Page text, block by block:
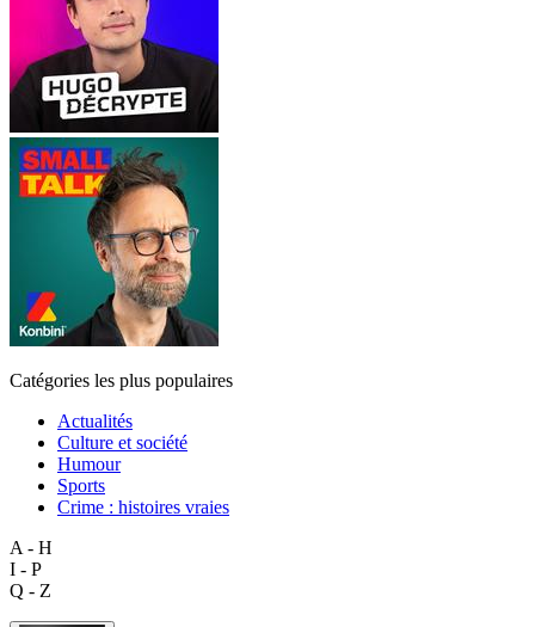
Catégories les plus populaires
Actualités
Culture et société
Humour
Sports
Crime : histoires vraies
A - H
I - P
Q - Z